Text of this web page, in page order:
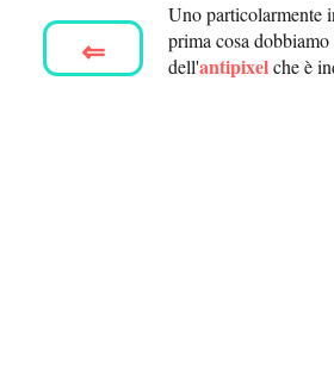
Uno particolarmente
prima cosa
dell'antipixelche è
⇐